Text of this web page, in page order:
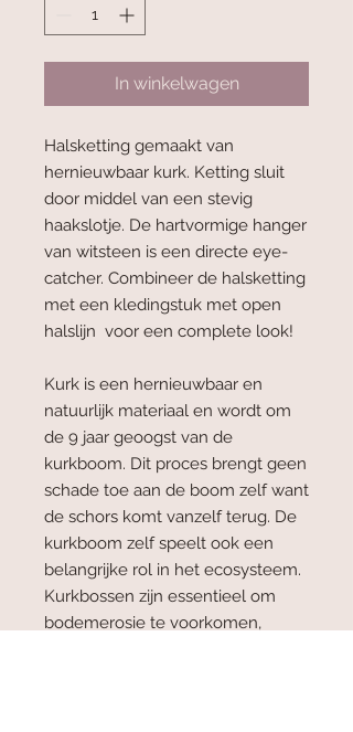
In winkelwagen
Halsketting gemaakt van
hernieuwbaar kurk. Ketting sluit
door middel van een stevig
haakslotje. De hartvormige hanger
van witsteen is een directe eye-
catcher. Combineer de halsketting
met een kledingstuk met open
halslijn voor een complete look!
Kurk is een hernieuwbaar en
natuurlijk materiaal en wordt om
de 9 jaar geoogst van de
kurkboom. Dit proces brengt geen
schade toe aan de boom zelf want
de schors komt vanzelf terug. De
kurkboom zelf speelt ook een
belangrijke rol in het ecosysteem.
Kurkbossen zijn essentieel om
bodemerosie te voorkomen,